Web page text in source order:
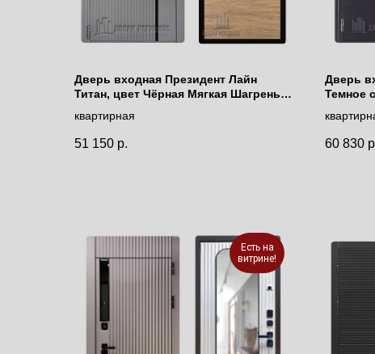
Дверь входная Президент Лайн
Титан, цвет Чёрная Мягкая Шагрень,
Мадейра
квартирная
51 150 р.
Дверь
Темное
60 830
Есть на
витрине!